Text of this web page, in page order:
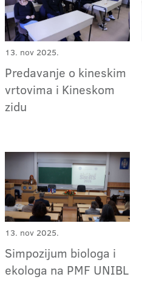
13. nov 2025.
Predavanje o kineskim
vrtovima i Kineskom
zidu
13. nov 2025.
Simpozijum biologa i
ekologa na PMF UNIBL